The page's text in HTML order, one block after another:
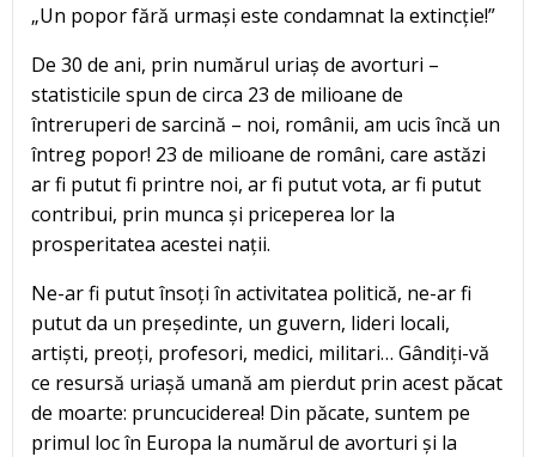
„Un popor fără urmași este condamnat la extincție!”
De 30 de ani, prin numărul uriaș de avorturi –
statisticile spun de circa 23 de milioane de
întreruperi de sarcină – noi, românii, am ucis încă un
întreg popor! 23 de milioane de români, care astăzi
ar fi putut fi printre noi, ar fi putut vota, ar fi putut
contribui, prin munca și priceperea lor la
prosperitatea acestei nații.
Ne-ar fi putut însoți în activitatea politică, ne-ar fi
putut da un președinte, un guvern, lideri locali,
artiști, preoți, profesori, medici, militari… Gândiți-vă
ce resursă uriașă umană am pierdut prin acest păcat
de moarte: pruncuciderea! Din păcate, suntem pe
primul loc în Europa la numărul de avorturi și la